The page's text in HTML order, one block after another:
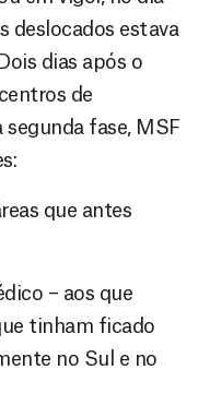
deslocados estava
dias após o
de
segunda fase, MSF
que antes
– aos que
tinham ficado
no Sul e no